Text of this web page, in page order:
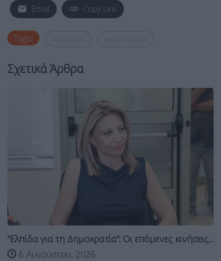
Email Copy Link
Tags:
Σχετικά Άρθρα
“Ελπίδα για τη Δημοκρατία”: Οι επόμενες κινήσεις...
6 Αυγούστου, 2026